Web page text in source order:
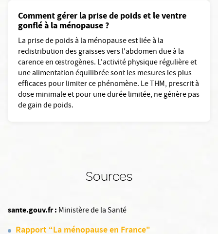
Comment gérer la prise de poids et le ventre
gonflé à la ménopause ?
La prise de poids à la ménopause est liée à la
redistribution des graisses vers l'abdomen due à la
carence en œstrogènes. L'activité physique régulière et
une alimentation équilibrée sont les mesures les plus
efficaces pour limiter ce phénomène. Le THM, prescrit à
dose minimale et pour une durée limitée, ne génère pas
de gain de poids.
Sources
sante.gouv.fr : Ministère de la Santé
Rapport “La ménopause en France"